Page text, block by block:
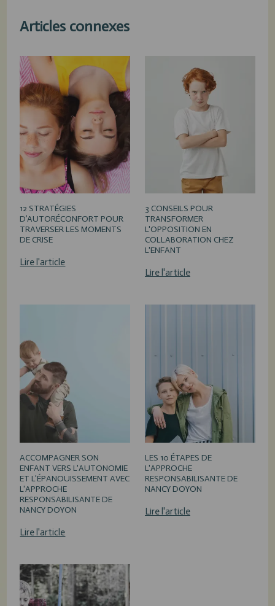
Articles connexes
12 STRATÉGIES
D’AUTORÉCONFORT POUR
TRAVERSER LES MOMENTS
DE CRISE
Lire l'article
3 CONSEILS POUR
TRANSFORMER
L'OPPOSITION EN
COLLABORATION CHEZ
L'ENFANT
Lire l'article
ACCOMPAGNER SON
ENFANT VERS L'AUTONOMIE
ET L'ÉPANOUISSEMENT AVEC
L'APPROCHE
RESPONSABILISANTE DE
NANCY DOYON
Lire l'article
LES 10 ÉTAPES DE
L'APPROCHE
RESPONSABILISANTE DE
NANCY DOYON
Lire l'article